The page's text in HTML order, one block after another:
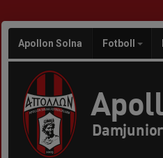
Apollon Solna Fotboll